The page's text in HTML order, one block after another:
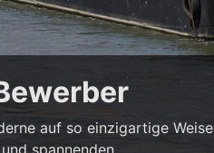
auf so einzigartige Weise